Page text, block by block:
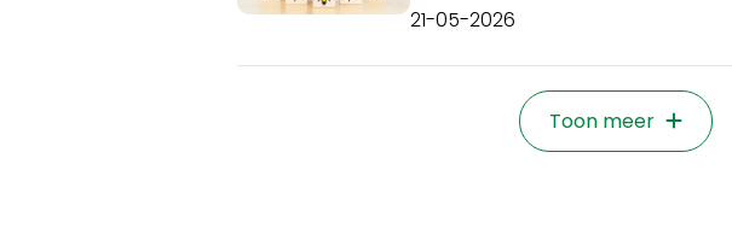
21-05-2026
Toon meer